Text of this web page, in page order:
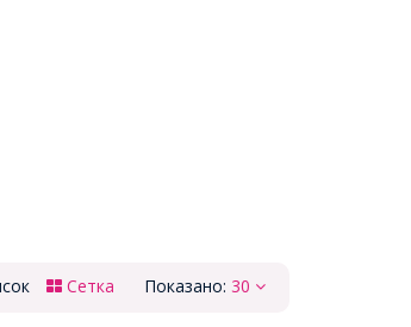
Показано: 30
Сетка